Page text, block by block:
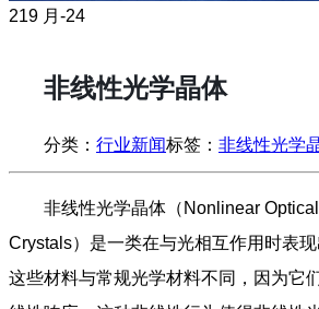
219 月-24
非线性光学晶体
分类： 行业新闻标签： 非线性光学
非线性光学晶体（Nonlinear
Crystals）是一类在与光相互作用时表现
这些材料与常规光学材料不同，因为它